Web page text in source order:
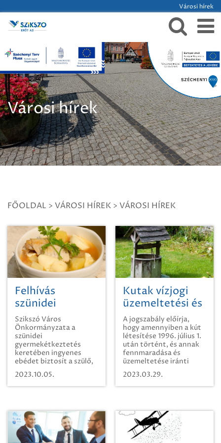
Városi hírek
Városi hírek
FŐOLDAL > VÁROSI HÍREK > VÁROSI HÍREK
Felhívás
szünidei
gyermekétkeztetésre
Szikszó Város
Önkormányzata a
szünidei
gyermekétkeztetés
keretében ingyenes
ebédet biztosít a szülő,
törvényes képviselő
igényére a hátrányos
helyzetű, és a
kedvezményre jogosult
halmozottan hátrányos
helyzetű gyermekek
részére. Étkezési napok
2023.10.05.
Kutak vízjogi
üzemeltetési és
fennmaradási
engedélyezési
eljárásáról
A jogszabály előírja,
hogy amennyiben a kút
létesítése 1996. július 1.
után történt, és annak
fennmaradása és
üzemeltetése iránti
igényét az üzemeltető
2023. december 31.
napjáig nem nyújtja be,
2023.03.29.